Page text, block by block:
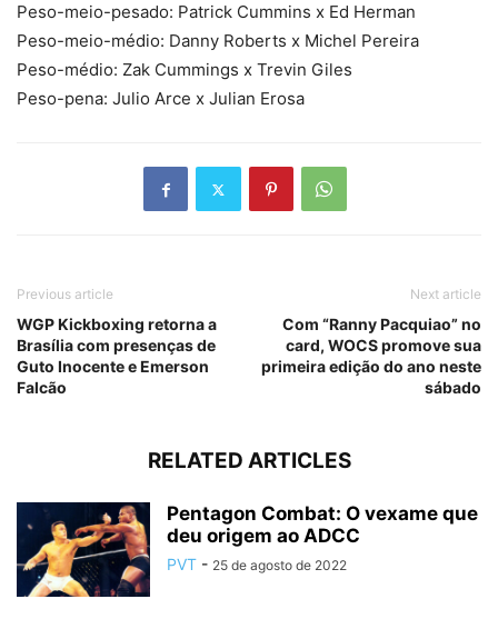
Peso-meio-pesado: Patrick Cummins x Ed Herman
Peso-meio-médio: Danny Roberts x Michel Pereira
Peso-médio: Zak Cummings x Trevin Giles
Peso-pena: Julio Arce x Julian Erosa
Previous article
WGP Kickboxing retorna a
Brasília com presenças de
Guto Inocente e Emerson
Falcão
Next article
Com “Ranny Pacquiao” no
card, WOCS promove sua
primeira edição do ano neste
sábado
RELATED ARTICLES
Pentagon Combat: O vexame que
deu origem ao ADCC
PVT - 25 de agosto de 2022